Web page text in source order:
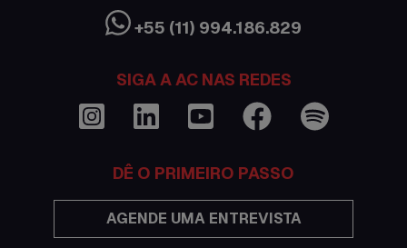
Economia
Estudar no exterior
Eventos
Histórias de intercâmbio
+55 (11) 994.186.829
SIGA A AC NAS REDES
DÊ O PRIMEIRO PASSO
AGENDE UMA ENTREVISTA